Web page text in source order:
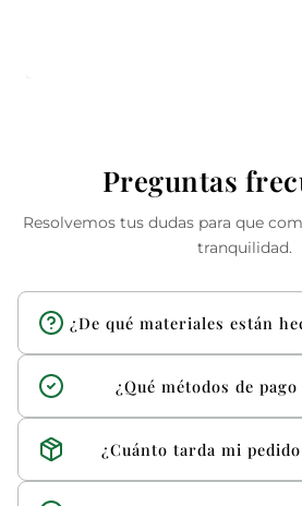
Preguntas
Resolvemos tus dudas para que
tranquilidad.
¿De qué materiales están
oro 10k, 14k y 18k, además de
seleccionados.
¿Qué métodos de pago
¿Cuánto tarda mi